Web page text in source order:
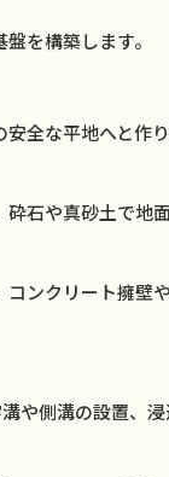
を構築します。
全な平地へと作り
石や真砂土で地
ンクリート擁壁
や側溝の設置、浸